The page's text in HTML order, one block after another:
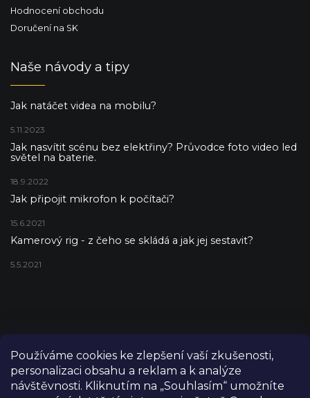
Používáme cookies ke zlepšení vaší zkušenosti,
personalizaci obsahu a reklam a k analýze
návštěvnosti. Kliknutím na „Souhlasím“ umožníte
Hodnocení obchodu
Doručení na SK
Naše návody a tipy
Jak natáčet videa na mobilu?
5.11.2023
Jak nasvítit scénu bez elektřiny? Průvodce foto video led
světel na baterie.
18.9.2022
Jak připojit mikrofon k počítači?
15.6.2021
Kamerový rig - z čeho se skládá a jak jej sestavit?
5.5.2021